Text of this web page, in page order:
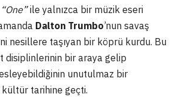
“One”ile yalnızca bir müzik eseri
Dalton Trumbo’nun savaş
nesillere taşıyan bir köprü kurdu. Bu
disiplinlerinin bir araya gelip
unutulmaz bir
tarihine geçti.